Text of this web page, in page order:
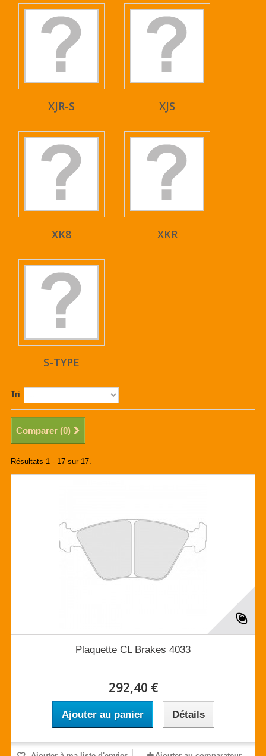
XJR-S XJS
XK8 XKR
S-TYPE
Tri
Comparer (0)
Résultats 1 - 17 sur 17.
Plaquette CL Brakes 4033
292,40 €
Ajouter au panier Détails